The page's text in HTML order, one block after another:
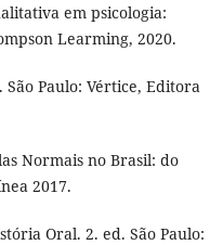
em psicologia:
Learming, 2020.
Paulo: Vértice, Editora
Normais no Brasil: do
2017.
Oral. 2. ed. São Paulo: